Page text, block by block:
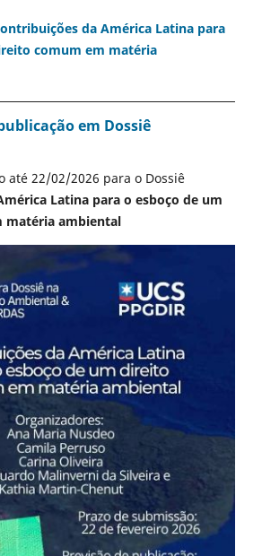
da América Latina para
comum em matéria
em Dossiê
até 22/02/2026 para o Dossiê
Latina para o esboço de um
matéria ambiental